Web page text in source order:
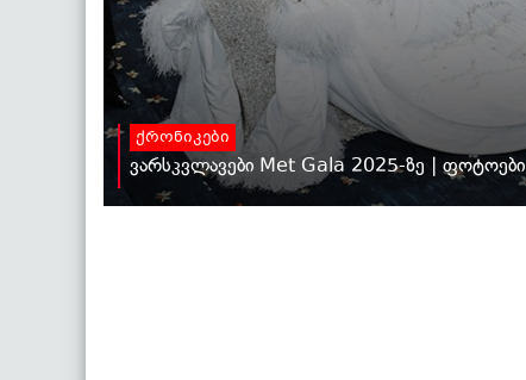
ქრონიკები
ვარსკვლავები Met Gala 2025-ზე | ფოტოები